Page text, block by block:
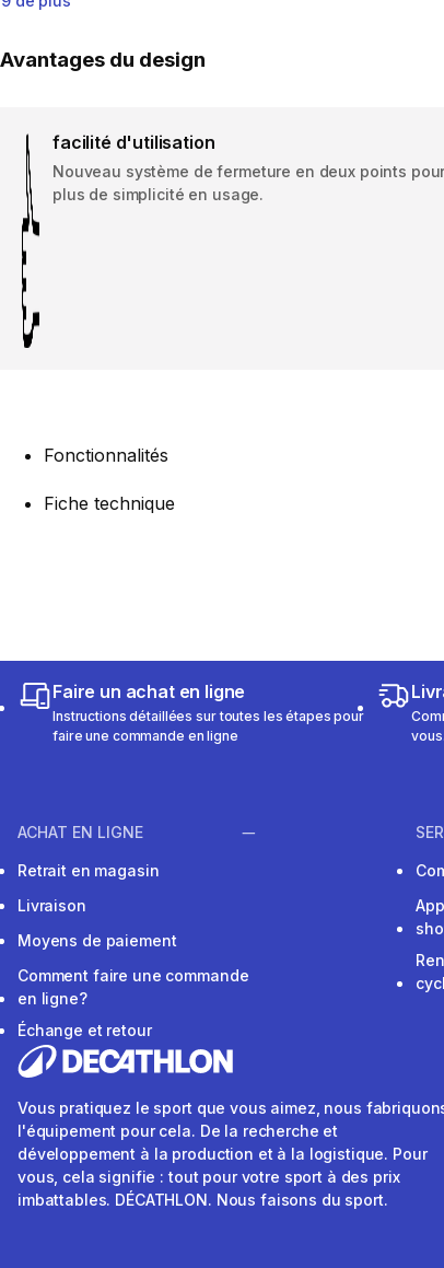
Avantages du design
facilité d'utilisation
Nouveau système de fermeture en deux points pour
plus de simplicité en usage.
Fonctionnalités
Fiche technique
Faire un achat en ligne
Instructions détaillées sur toutes les étapes pour
faire une commande en ligne
vous.
ACHAT EN LIGNE
Retrait en magasin
Livraison
Moyens de paiement
Comment faire une commande
en ligne?
Échange et retour
Vous pratiquez le sport que vous aimez, nous
l'équipement pour cela. De la recherche et
développement à la production et à la logistique. Pour
vous, cela signifie : tout pour votre sport à des prix
imbattables. DÉCATHLON. Nous faisons du sport.